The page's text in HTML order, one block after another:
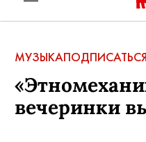
МУЗЫКАПОДПИСАТЬСЯ
вечеринки